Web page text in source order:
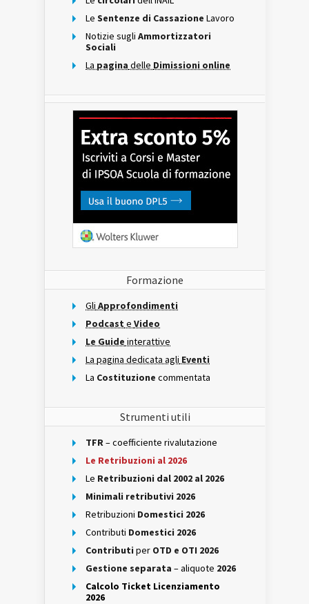
Le Sentenze di Cassazione Lavoro
Notizie sugli Ammortizzatori
Sociali
La pagina delle Dimissioni online
Formazione
Gli Approfondimenti
Podcast e Video
Le Guide interattive
La pagina dedicata agli Eventi
La Costituzione commentata
Strumenti utili
TFR– coefficiente rivalutazione
Le Retribuzioni al 2026
Le Retribuzioni dal 2002 al 2026
Minimali retributivi 2026
Retribuzioni Domestici 2026
Contributi Domestici 2026
Contributi per OTD e OTI 2026
Gestione separata – aliquote 2026
Calcolo Ticket Licenziamento
2026